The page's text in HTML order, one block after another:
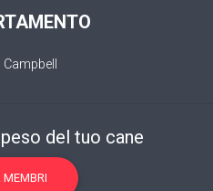
del tuo cane
MEMBRI